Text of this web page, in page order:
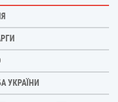
УКРАЇНИ